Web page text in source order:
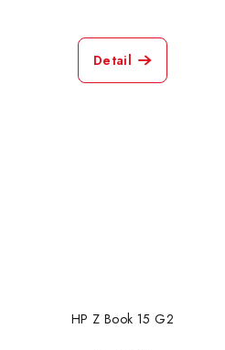
Detail
HP Z Book 15 G2